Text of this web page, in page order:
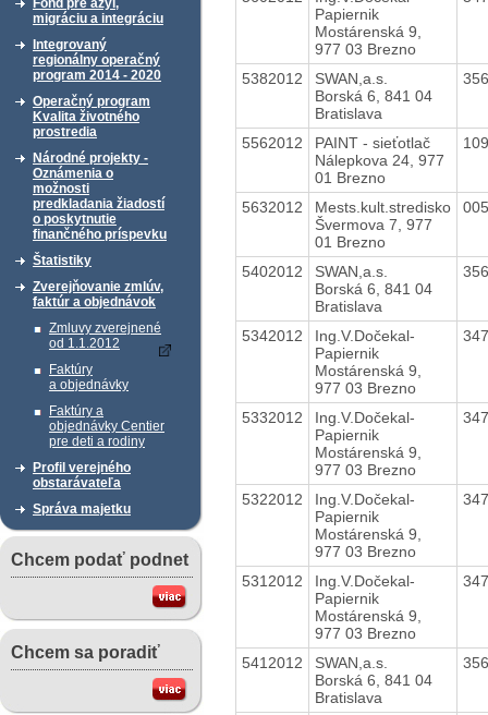
Fond pre azyl,
migráciu a integráciu
Integrovaný
regionálny operačný
program 2014 - 2020
Operačný program
Kvalita životného
prostredia
Národné projekty -
Oznámenia o
možnosti
predkladania žiadostí
o poskytnutie
finančného príspevku
Štatistiky
Zverejňovanie zmlúv,
faktúr a objednávok
Zmluvy zverejnené
od 1.1.2012
Faktúry
a objednávky
Faktúry a
objednávky Centier
pre deti a rodiny
Profil verejného
obstarávateľa
Správa majetku
Chcem podať podnet
Chcem sa poradiť
Papiernik
Mostárenská 9,
977 03 Brezno
5382012
SWAN,a.s.
Borská 6, 841 04
Bratislava
5562012
PAINT - sieťotlač
Nálepkova 24, 977
01 Brezno
5632012
Mests.kult.stredisko
Švermova 7, 977
01 Brezno
5402012
SWAN,a.s.
Borská 6, 841 04
Bratislava
5342012
Ing.V.Dočekal-
Papiernik
Mostárenská 9,
977 03 Brezno
5332012
Ing.V.Dočekal-
Papiernik
Mostárenská 9,
977 03 Brezno
5322012
Ing.V.Dočekal-
Papiernik
Mostárenská 9,
977 03 Brezno
5312012
Ing.V.Dočekal-
Papiernik
Mostárenská 9,
977 03 Brezno
5412012
SWAN,a.s.
Borská 6, 841 04
Bratislava